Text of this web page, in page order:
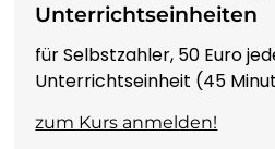
Unterrichtseinheiten
für Selbstzahler, 50 Euro
Unterrichtseinheit (45
zum Kurs anmelden!